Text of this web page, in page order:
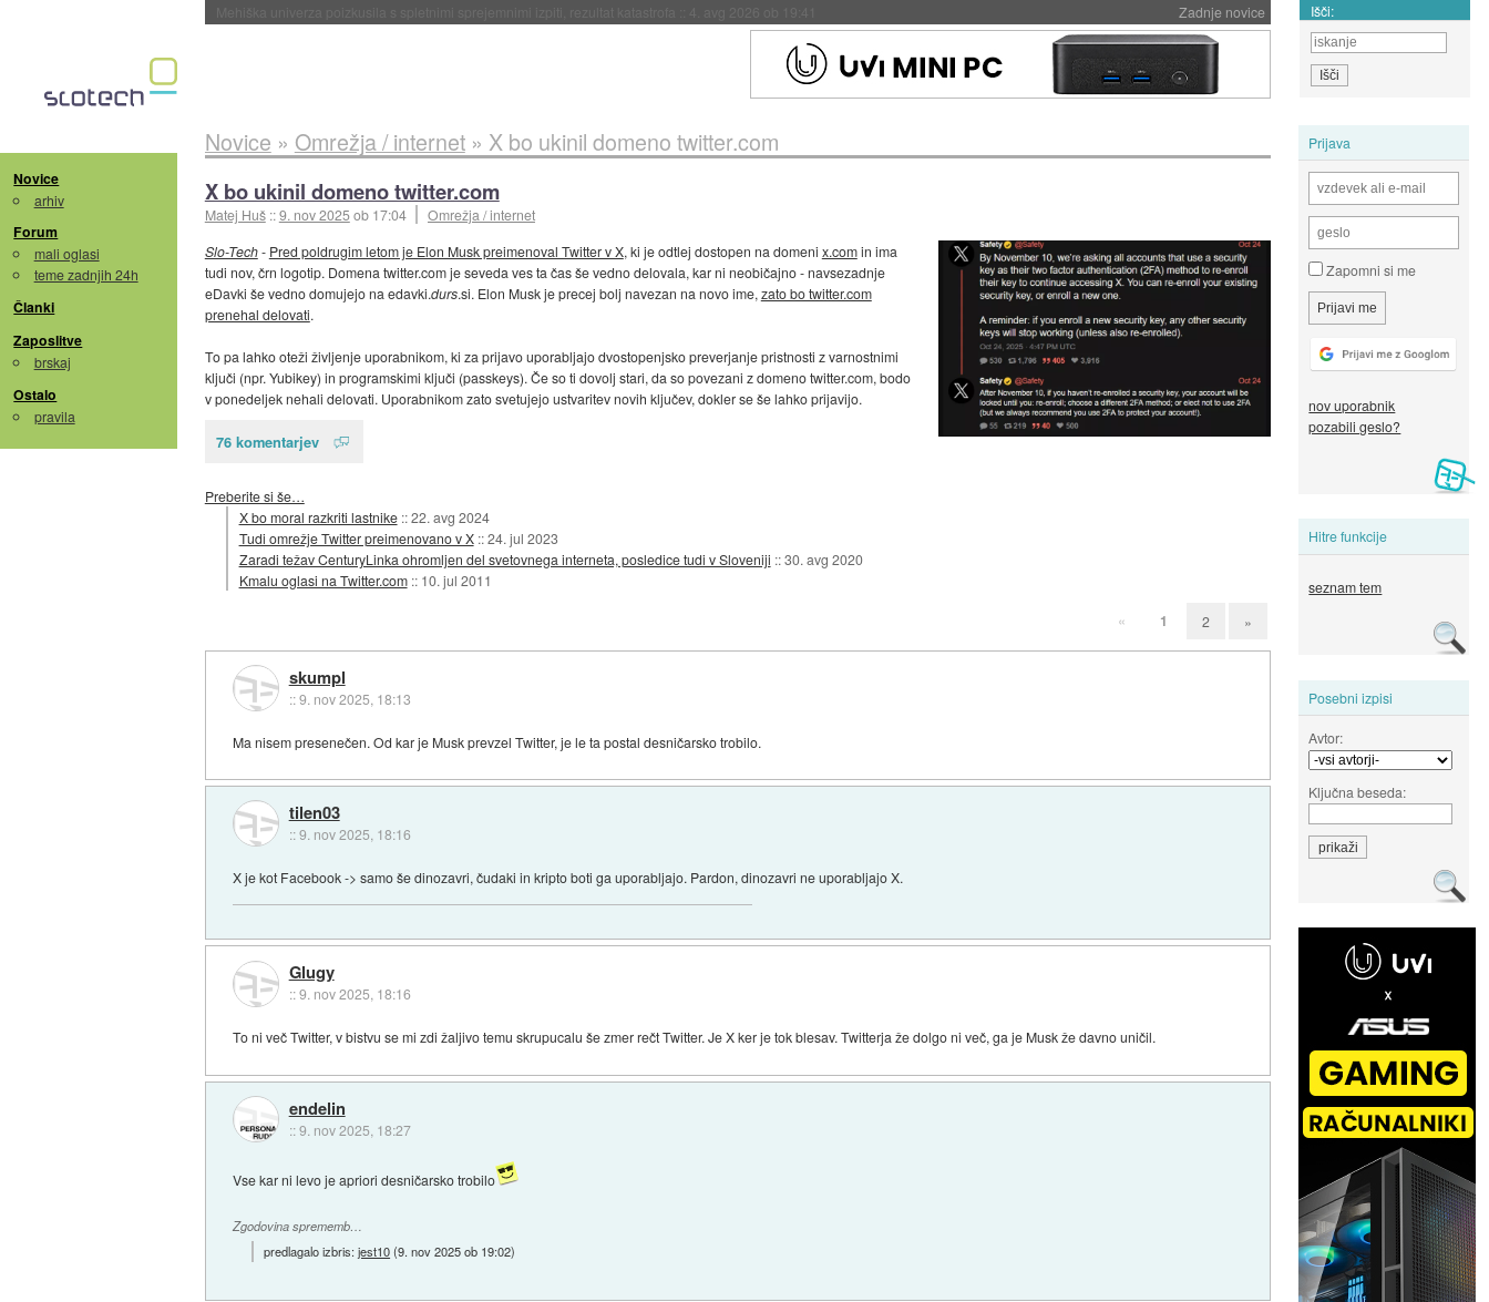
Zadnje novice Išči:
Novice
arhiv
Forum
mali oglasi
teme zadnjih 24h
Članki
Zaposlitve
brskaj
Ostalo
pravila
Prijava
Zapomni si me
nov uporabnik
pozabili geslo?
Hitre funkcije
seznam tem
Posebni izpisi
Avtor:
Ključna beseda:
Novice » Omrežja / internet» X bo ukinil domeno twitter.com
X bo ukinil domeno twitter.com
Matej Huš ::9. nov 2025ob 17:04
Omrežja / internet
Slo-Tech- Pred poldrugim letom je Elon Musk preimenoval Twitter v X, ki je odtlej dostopen na domeni x.comin ima
tudi nov, črn logotip. Domena twitter.com je seveda ves ta čas še vedno delovala, kar ni neobičajno - navsezadnje
eDavki še vedno domujejo na edavki.durs.si. Elon Musk je precej bolj navezan na novo ime, zato bo twitter.com
prenehal delovati.
To pa lahko oteži življenje uporabnikom, ki za prijavo uporabljajo dvostopenjsko preverjanje pristnosti z varnostnimi
ključi (npr. Yubikey) in programskimi ključi (passkeys). Če so ti dovolj stari, da so povezani z domeno twitter.com, bodo
v ponedeljek nehali delovati. Uporabnikom zato svetujejo ustvaritev novih ključev, dokler se še lahko prijavijo.
76 komentarjev
Preberite si še…
X bo moral razkriti lastnike ::22. avg 2024
Tudi omrežje Twitter preimenovano v X ::24. jul 2023
Zaradi težav CenturyLinka ohromljen del svetovnega interneta, posledice tudi v Sloveniji ::30. avg 2020
Kmalu oglasi na Twitter.com :: 10. jul 2011
« 1 2 »
skumpl
::9. nov 2025, 18:13
Ma nisem presenečen. Od kar je Musk prevzel Twitter, je le ta postal desničarsko trobilo.
tilen03
::9. nov 2025, 18:16
X je kot Facebook -> samo še dinozavri, čudaki in kripto boti ga uporabljajo. Pardon, dinozavri ne uporabljajo X.
Glugy
::9. nov 2025, 18:16
To ni več Twitter, v bistvu se mi zdi žaljivo temu skrupucalu še zmer rečt Twitter. Je X ker je tok blesav. Twitterja že dolgo ni več, ga je Musk že davno uničil.
endelin
::9. nov 2025, 18:27
Vse kar ni levo je apriori desničarsko trobilo
Zgodovina sprememb…
predlagalo izbris:jest10(9. nov 2025 ob 19:02)